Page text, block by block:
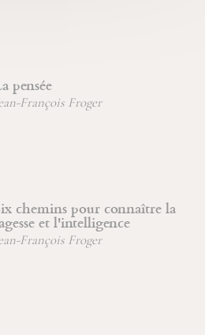
pensée
François Froger
chemins pour connaître la
et l'intelligence
François Froger